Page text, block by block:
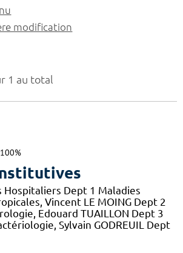
1 au total
100%
Dept 1 Maladies
Vincent LE MOING Dept 2
Edouard TUAILLON Dept 3
Sylvain GODREUIL Dept
modification